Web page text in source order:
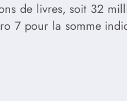
de livres, soit 32
7 pour la somme